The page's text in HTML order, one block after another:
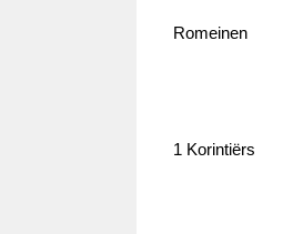
Romeinen
1 Korintiërs